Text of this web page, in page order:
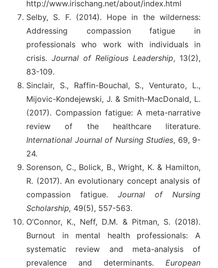
http://www.irischang.net/about/index.html
Selby, S. F. (2014). Hope in the wilderness:
Addressing compassion fatigue in
professionals who work with individuals in
crisis. Journal of Religious Leadership, 13(2),
83-109.
Sinclair, S., Raffin-Bouchal, S., Venturato, L.,
Mijovic-Kondejewski, J. & Smith-MacDonald, L.
(2017). Compassion fatigue: A meta-narrative
review of the healthcare literature.
International Journal of Nursing Studies, 69, 9-
24.
Sorenson, C., Bolick, B., Wright, K. & Hamilton,
R. (2017). An evolutionary concept analysis of
compassion fatigue. Journal of Nursing
Scholarship, 49(5), 557-563.
O’Connor, K., Neff, D.M. & Pitman, S. (2018).
Burnout in mental health professionals: A
systematic review and meta-analysis of
prevalence and determinants. European